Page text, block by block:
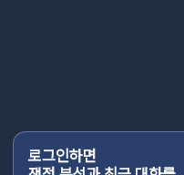
로그인하면